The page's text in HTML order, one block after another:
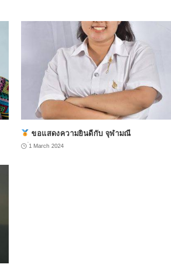
ขอแสดงความยินดีกับ จุฬามณี
่1 March 2024